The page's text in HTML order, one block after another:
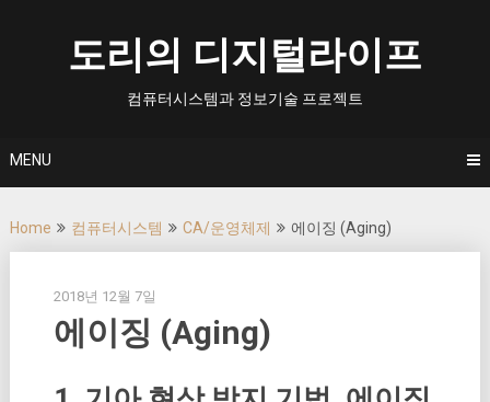
도리의 디지털라이프
컴퓨터시스템과 정보기술 프로젝트
MENU
Home 컴퓨터시스템 CA/운영체제 에이징 (Aging)
2018년 12월 7일
에이징 (Aging)